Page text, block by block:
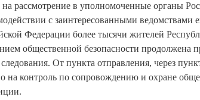
рассмотрение в уполномоченные органы
с заинтересованными ведомствами
Федерации более тысячи жителей
общественной безопасности продолжена
От пункта отправления, через
контроль по сопровождению и охране